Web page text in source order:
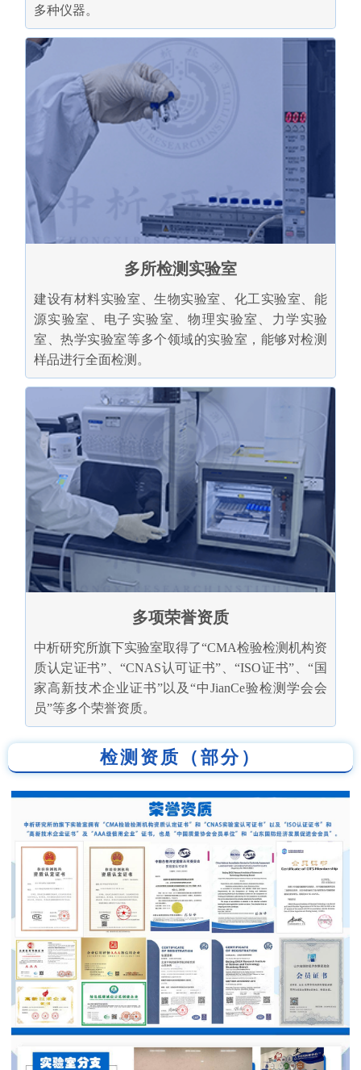
多种仪器。
多所检测实验室
建设有材料实验室、生物实验室、化工实验室、能
源实验室、电子实验室、物理实验室、力学实验
室、热学实验室等多个领域的实验室，能够对检测
样品进行全面检测。
多项荣誉资质
中析研究所旗下实验室取得了“CMA检验检测机构资
质认定证书”、“CNAS认可证书”、“ISO证书”、“国
家高新技术企业证书”以及“中JianCe验检测学会会
员”等多个荣誉资质。
检测资质（部分）